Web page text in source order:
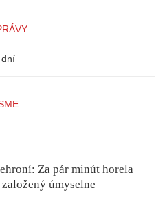
Za pár minút horela
úmyselne